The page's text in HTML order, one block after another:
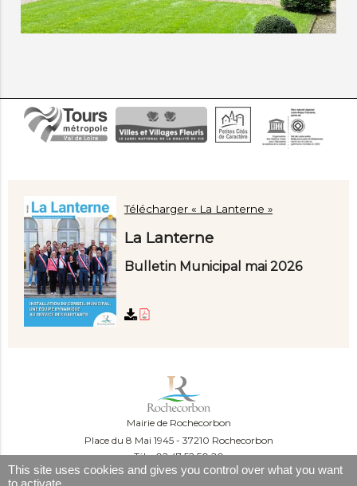
Télécharger « La Lanterne »
La Lanterne
Bulletin Municipal mai 2026
Mairie de Rochecorbon
Place du 8 Mai 1945
37210 Rochecorbon
Tél. : 02 47 52 50 20
Du lundi au mercredi :
This site uses cookies and gives you control over what you want
to activate